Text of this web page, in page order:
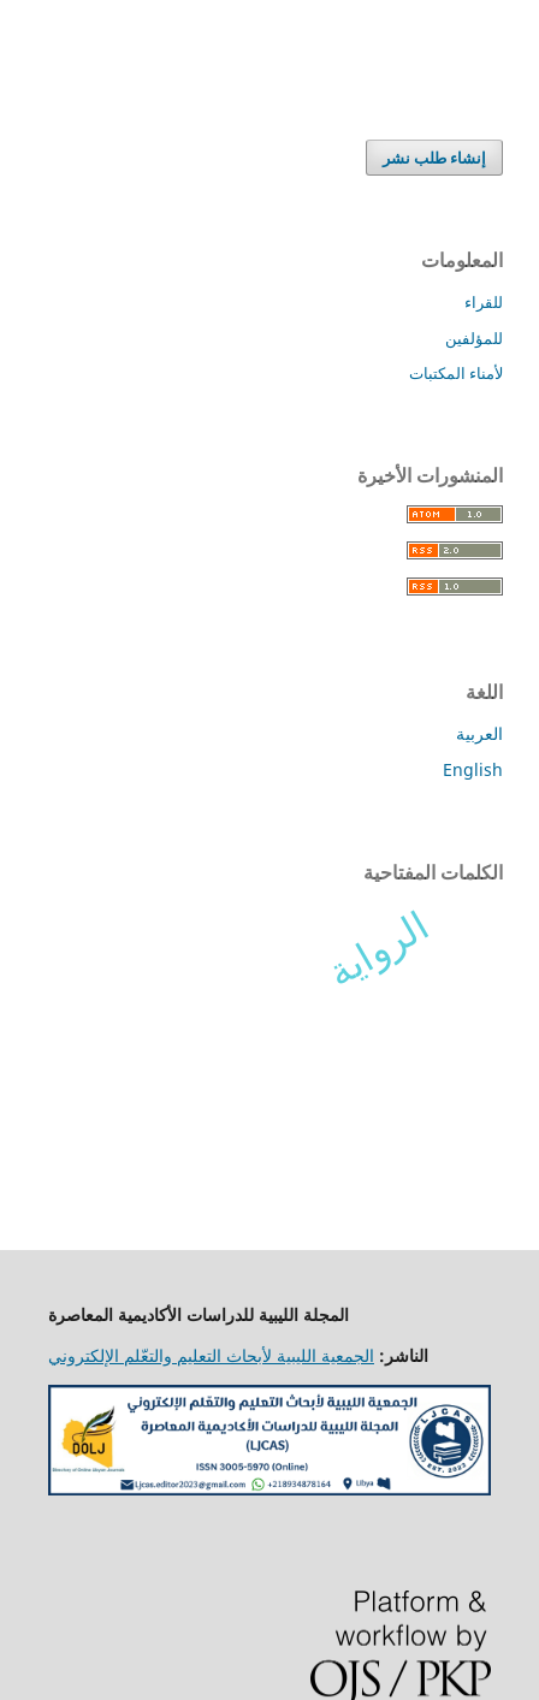
إنشاء طلب نشر
المعلومات
للقراء
للمؤلفين
لأمناء المكتبات
المنشورات الأخيرة
اللغة
العربية
English
الكلمات المفتاحية
الرواية
المجلة الليبية للدراسات الأكاديمية المعاصرة
الناشر: الجمعية الليبية لأبحاث التعليم والتعّلم الإلكتروني